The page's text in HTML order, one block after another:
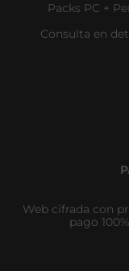
Packs PC +
Consulta en
Web cifrada con
pago